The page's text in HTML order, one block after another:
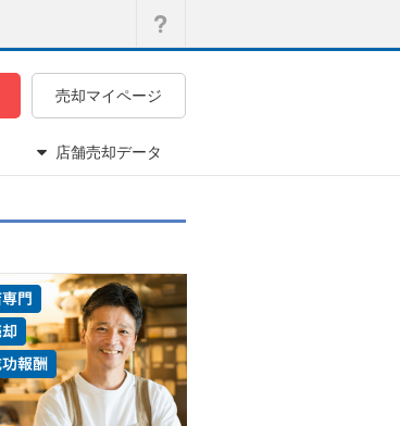
売却マイページ
店舗売却データ